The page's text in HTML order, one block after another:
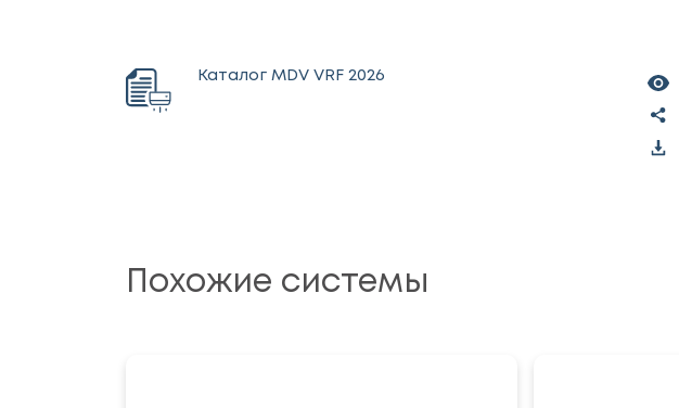
Каталог MDV VRF 2026
Похожие системы